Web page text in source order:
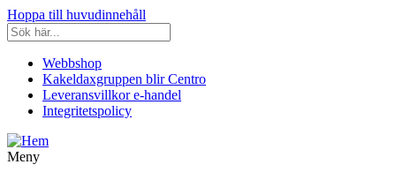
Hoppa till huvudinnehåll
Webbshop
Kakeldaxgruppen blir Centro
Leveransvillkor e-handel
Integritetspolicy
Meny